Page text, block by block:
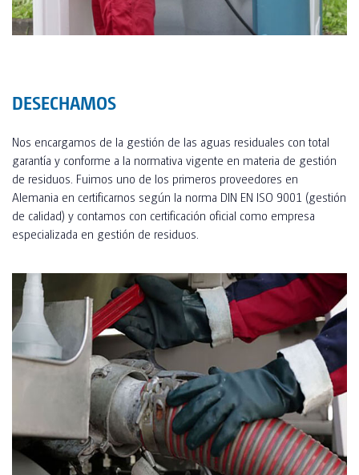
DESECHAMOS
Nos encargamos de la gestión de las aguas residuales con total
garantía y conforme a la normativa vigente en materia de gestión
de residuos. Fuimos uno de los primeros proveedores en
Alemania en certificarnos según la norma DIN EN ISO 9001 (gestión
de calidad) y contamos con certificación oficial como empresa
especializada en gestión de residuos.